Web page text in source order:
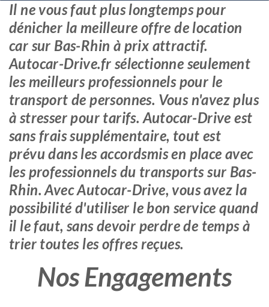
Il ne vous faut plus longtemps pour
dénicher la meilleure offre de location
car sur Bas-Rhin à prix attractif.
Autocar-Drive.fr sélectionne seulement
les meilleurs professionnels pour le
transport de personnes. Vous n'avez plus
à stresser pour tarifs. Autocar-Drive est
sans frais supplémentaire, tout est
prévu dans les accordsmis en place avec
les professionnels du transports sur Bas-
Rhin. Avec Autocar-Drive, vous avez la
possibilité d'utiliser le bon service quand
il le faut, sans devoir perdre de temps à
trier toutes les offres reçues.
Nos Engagements